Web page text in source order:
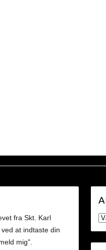
fra Skt. Karl
at indtaste din
mig".